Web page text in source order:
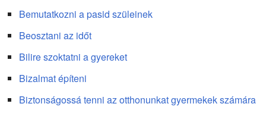
Bemutatkozni a pasid szüleinek
Beosztani az időt
Bilire szoktatni a gyereket
Bizalmat építeni
Biztonságossá tenni az otthonunkat gyermekek számára